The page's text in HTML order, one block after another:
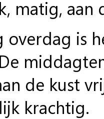
matig, aan
overdag is
de kust
krachtig.